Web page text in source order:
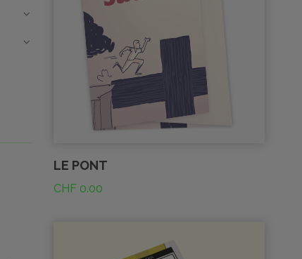
LE PONT
CHF 0.00